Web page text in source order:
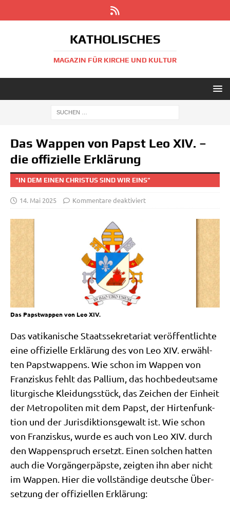
KATHOLISCHES
MAGAZIN FÜR KIRCHE UND KULTUR
Das Wappen von Papst Leo XIV. –
die offizielle Erklärung
"IN DEM EINEN CHRISTUS SIND WIR EINS"
14. Mai 2025 Kommentare deaktiviert
Das Papstwappen von Leo XIV.
Das vati­ka­ni­sche Staats­se­kre­ta­ri­at ver­öf­fent­lich­te
eine offi­zi­el­le Erklä­rung des von Leo XIV. erwähl­
ten Papst­wap­pens. Wie schon im Wap­pen von
Fran­zis­kus fehlt das Pal­li­um, das hoch­be­deut­sa­me
lit­ur­gi­sche Klei­dungs­stück, das Zei­chen der Ein­heit
der Metro­po­li­ten mit dem Papst, der Hir­ten­funk­
ti­on und der Juris­dik­ti­ons­ge­walt ist. Wie schon
von Fran­zis­kus, wur­de es auch von Leo XIV. durch
den Wap­pen­spruch ersetzt. Einen sol­chen hat­ten
auch die Vor­gän­ger­päp­ste, zeig­ten ihn aber nicht
im Wap­pen. Hier die voll­stän­di­ge deut­sche Über­
set­zung der offi­zi­el­len Erklärung: